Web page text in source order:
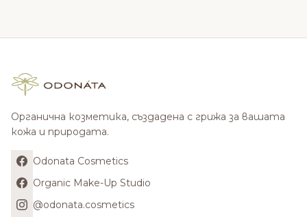
Органична козметика, създадена с грижа за вашата
кожа и природата.
Odonata Cosmetics
Organic Make-Up Studio
@odonata.cosmetics